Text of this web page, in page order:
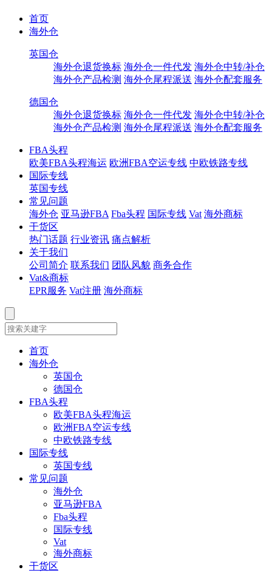
首页
海外仓
英国仓
海外仓退货换标 海外仓一件代发 海外仓中转/补仓
海外仓产品检测 海外仓尾程派送 海外仓配套服务
德国仓
海外仓退货换标 海外仓一件代发 海外仓中转/补仓
海外仓产品检测 海外仓尾程派送 海外仓配套服务
FBA头程
欧美FBA头程海运 欧洲FBA空运专线 中欧铁路专线
国际专线
英国专线
常见问题
海外仓 亚马逊FBA Fba头程 国际专线 Vat 海外商标
干货区
热门话题 行业资讯 痛点解析
关于我们
公司简介 联系我们 团队风貌 商务合作
Vat&商标
EPR服务 Vat注册 海外商标
首页
海外仓
英国仓
德国仓
FBA头程
欧美FBA头程海运
欧洲FBA空运专线
中欧铁路专线
国际专线
英国专线
常见问题
海外仓
亚马逊FBA
Fba头程
国际专线
Vat
海外商标
干货区